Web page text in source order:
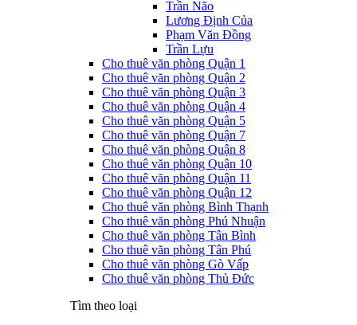
Trần Não
Lương Định Của
Phạm Văn Đồng
Trần Lựu
Cho thuê văn phòng Quận 1
Cho thuê văn phòng Quận 2
Cho thuê văn phòng Quận 3
Cho thuê văn phòng Quận 4
Cho thuê văn phòng Quận 5
Cho thuê văn phòng Quận 7
Cho thuê văn phòng Quận 8
Cho thuê văn phòng Quận 10
Cho thuê văn phòng Quận 11
Cho thuê văn phòng Quận 12
Cho thuê văn phòng Bình Thạnh
Cho thuê văn phòng Phú Nhuận
Cho thuê văn phòng Tân Bình
Cho thuê văn phòng Tân Phú
Cho thuê văn phòng Gò Vấp
Cho thuê văn phòng Thủ Đức
Tìm theo loại